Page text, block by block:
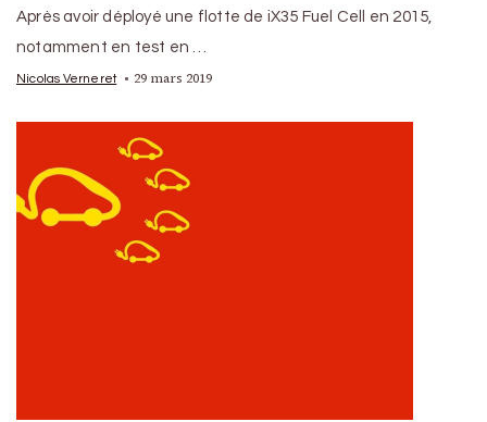
Après avoir déployé une flotte de iX35 Fuel Cell en 2015,
notamment en test en …
Nicolas Verneret 29 mars 2019